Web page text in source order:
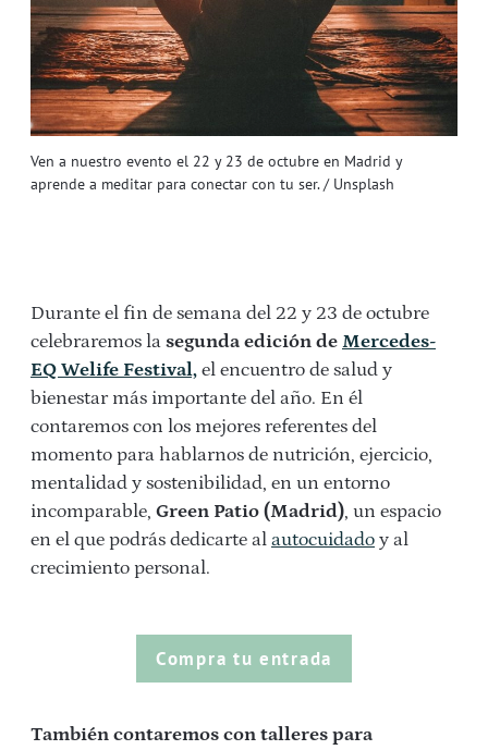
Ven a nuestro evento el 22 y 23 de octubre en Madrid y
aprende a meditar para conectar con tu ser. / Unsplash
Durante el fin de semana del 22 y 23 de octubre
celebraremos la segunda edición de Mercedes-
EQ Welife Festival, el encuentro de salud y
bienestar más importante del año. En él
contaremos con los mejores referentes del
momento para hablarnos de nutrición, ejercicio,
mentalidad y sostenibilidad, en un entorno
incomparable, Green Patio (Madrid), un espacio
en el que podrás dedicarte al autocuidado y al
crecimiento personal.
Compra tu entrada
También contaremos con talleres para